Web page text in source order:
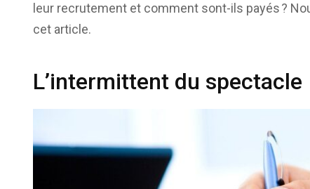
leur recrutement et comment sont-ils payés ?
cet article.
L’intermittent du spectacle